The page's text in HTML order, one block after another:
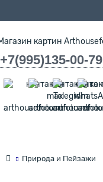
+7(995)135-00-79
Природа и Пейзажи